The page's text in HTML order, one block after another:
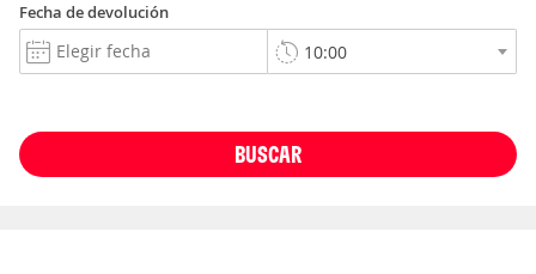
Fecha de devolución
BUSCAR